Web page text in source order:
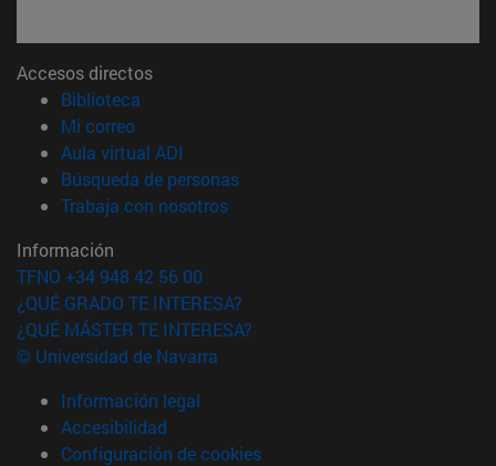
Accesos directos
Biblioteca
Mi correo(abre en nueva ventana)
Aula virtual ADI
Búsqueda de personas(abre en nueva ventana)
Trabaja con nosotros(abre en nueva ventana)
Información
TFNO +34 948 42 56 00
¿QUÉ GRADO TE INTERESA?
¿QUÉ MÁSTER TE INTERESA?
© Universidad de Navarra
Información legal
Accesibilidad
Configuración de cookies